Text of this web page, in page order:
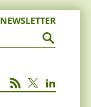
NEWSLETTER